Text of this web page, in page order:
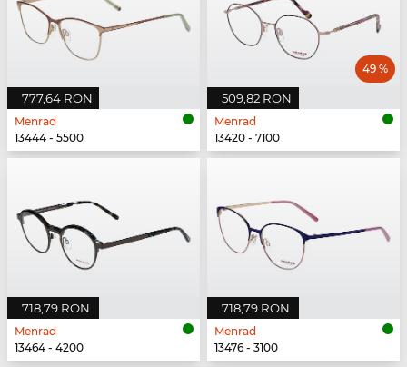
777,64 RON
Menrad
13444 - 5500
509,82 RON
49 %
Menrad
13420 - 7100
718,79 RON
Menrad
13464 - 4200
718,79 RON
Menrad
13476 - 3100